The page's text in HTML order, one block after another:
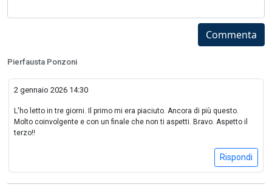
Commenta
Pierfausta Ponzoni
2 gennaio 2026 14:30
L'ho letto in tre giorni. Il primo mi era piaciuto. Ancora di più questo.
Molto coinvolgente e con un finale che non ti aspetti. Bravo. Aspetto il
terzo!!
Rispondi